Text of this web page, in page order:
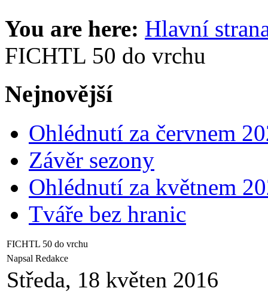
You are here: Hlavní
FICHTL 50 do vrchu
Nejnovější
Ohlédnutí za červnem
Závěr sezony
Ohlédnutí za květnem
Tváře bez hranic
FICHTL 50 do vrchu
Napsal Redakce
Středa, 18 květen 2016